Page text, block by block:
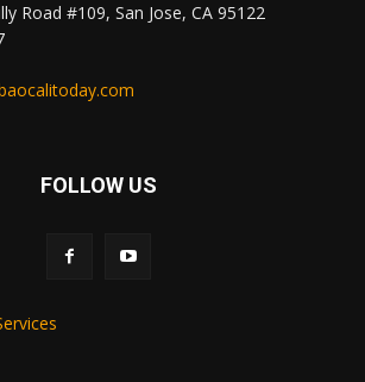
Road #109, San Jose, CA 95122
FOLLOW US